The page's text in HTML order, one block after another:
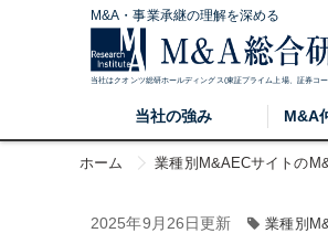
M&A・事業承継の理解を深める
当社はクオンツ総研ホールディングス(東証プライム上場、証券コ
当社の強み M&A
ホーム 業種別M&AECサイトの
2025年9月26日更新 業種別